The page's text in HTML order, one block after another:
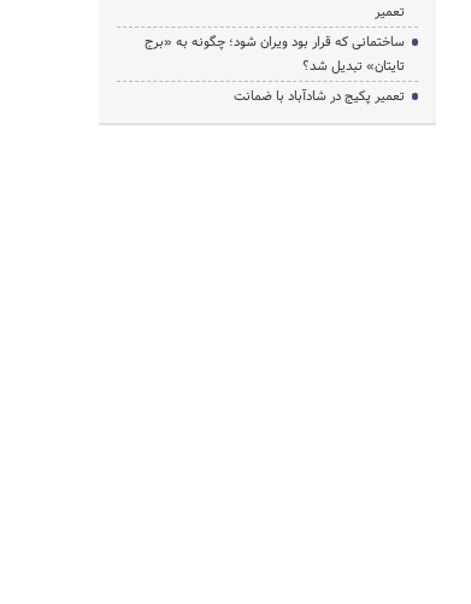
تعمیر
ساختمانی که قرار بود ویران شود؛ چگونه به «برج
تایتان» تبدیل شد؟
تعمیر پکیج در شادآباد با ضمانت